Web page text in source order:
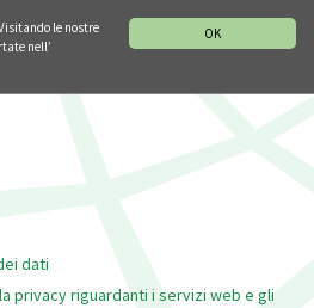
OK
le nostre
nell’
dati
privacy riguardanti i servizi web e gli